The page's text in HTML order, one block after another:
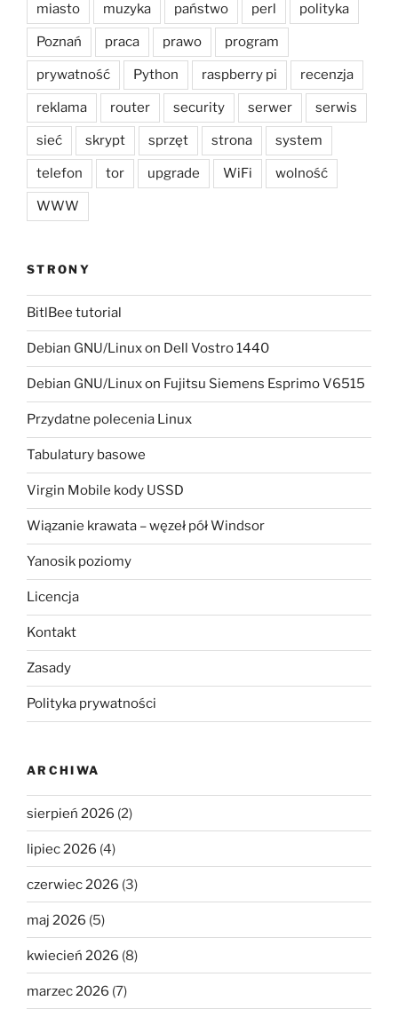
miasto muzyka państwo perl polityka
Poznań praca prawo program
prywatność Python raspberry pi recenzja
reklama router security serwer serwis
sieć skrypt sprzęt strona system
telefon tor upgrade WiFi wolność
WWW
STRONY
BitlBee tutorial
Debian GNU/Linux on Dell Vostro 1440
Debian GNU/Linux on Fujitsu Siemens Esprimo V6515
Przydatne polecenia Linux
Tabulatury basowe
Virgin Mobile kody USSD
Wiązanie krawata – węzeł pół Windsor
Yanosik poziomy
Licencja
Kontakt
Zasady
Polityka prywatności
ARCHIWA
sierpień 2026 (2)
lipiec 2026 (4)
czerwiec 2026 (3)
maj 2026 (5)
kwiecień 2026 (8)
marzec 2026 (7)